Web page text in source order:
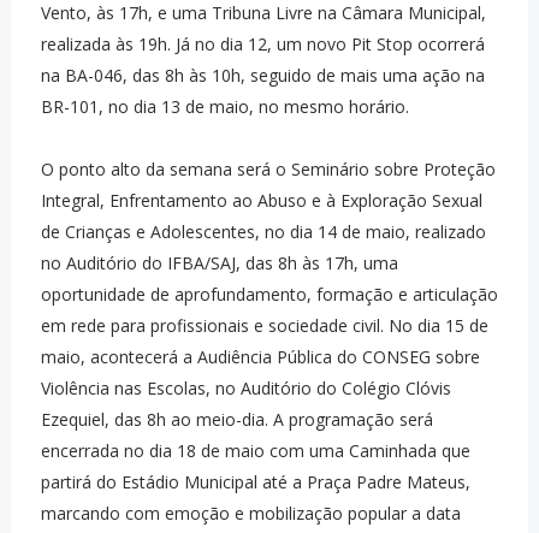
Vento, às 17h, e uma Tribuna Livre na Câmara Municipal,
realizada às 19h. Já no dia 12, um novo Pit Stop ocorrerá
na BA-046, das 8h às 10h, seguido de mais uma ação na
BR-101, no dia 13 de maio, no mesmo horário.
O ponto alto da semana será o Seminário sobre Proteção
Integral, Enfrentamento ao Abuso e à Exploração Sexual
de Crianças e Adolescentes, no dia 14 de maio, realizado
no Auditório do IFBA/SAJ, das 8h às 17h, uma
oportunidade de aprofundamento, formação e articulação
em rede para profissionais e sociedade civil. No dia 15 de
maio, acontecerá a Audiência Pública do CONSEG sobre
Violência nas Escolas, no Auditório do Colégio Clóvis
Ezequiel, das 8h ao meio-dia. A programação será
encerrada no dia 18 de maio com uma Caminhada que
partirá do Estádio Municipal até a Praça Padre Mateus,
marcando com emoção e mobilização popular a data